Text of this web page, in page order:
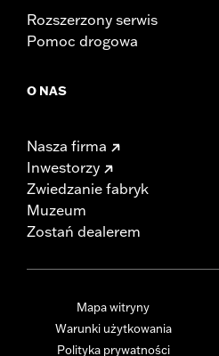
Rozszerzony serwis
Pomoc drogowa
O NAS
Nasza firma
Inwestorzy
Zwiedzanie fabryk
Muzeum
Zostań dealerem
Mapa witryny
Warunki użytkowania
Polityka prywatności